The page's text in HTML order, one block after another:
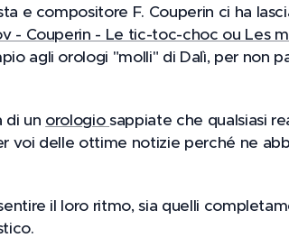
e compositore F. Couperin ci ha
- Couperin - Le tic-toc-choc ou Les
agli orologi "molli" di Dalì, per non
di un orologiosappiate che qualsiasi
voi delle ottime notizie perché ne
il loro ritmo, sia quelli